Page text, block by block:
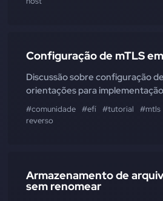
Configuração de mTLS
Discussão sobre configuração
orientações para implementação
#comunidade #efí #tutorial #mtls
reverso
Armazenamento de
sem renomear